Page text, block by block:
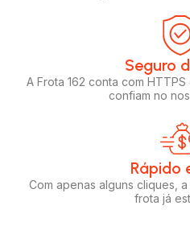
Seguro
A Frota 162 conta com
confiam no
Rápido
Com apenas alguns cliques,
frota já